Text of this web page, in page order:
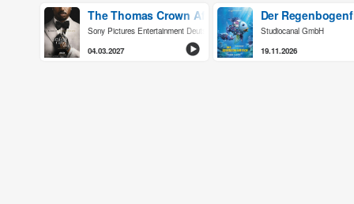
The Thomas Crown Affair
Sony Pictures Entertainment Deutschland GmbH
04.03.2027
Der
Studiocanal GmbH
19.11.2026